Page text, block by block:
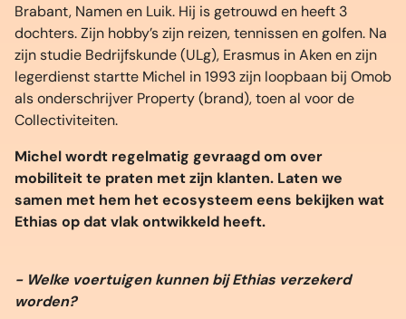
Brabant, Namen en Luik. Hij is getrouwd en heeft 3
dochters. Zijn hobby’s zijn reizen, tennissen en golfen. Na
zijn studie Bedrijfskunde (ULg), Erasmus in Aken en zijn
legerdienst startte Michel in 1993 zijn loopbaan bij Omob
als onderschrijver Property (brand), toen al voor de
Collectiviteiten.
Michel wordt regelmatig gevraagd om over
mobiliteit te praten met zijn klanten. Laten we
samen met hem het ecosysteem eens bekijken wat
Ethias op dat vlak ontwikkeld heeft.
- Welke voertuigen kunnen bij Ethias verzekerd
worden?